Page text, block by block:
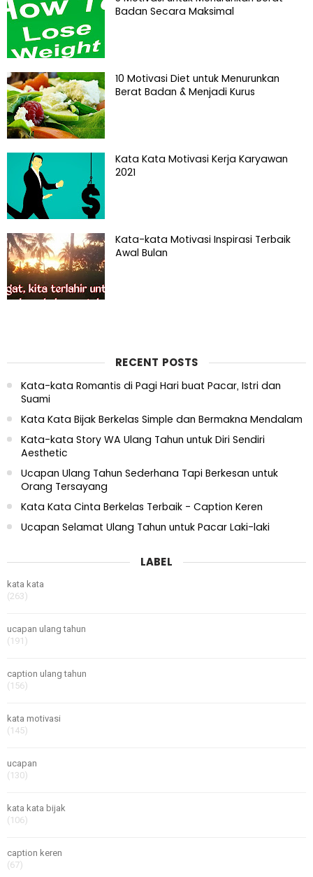
Badan Secara Maksimal
10 Motivasi Diet untuk Menurunkan
Berat Badan & Menjadi Kurus
Kata Kata Motivasi Kerja Karyawan
2021
Kata-kata Motivasi Inspirasi Terbaik
Awal Bulan
RECENT POSTS
Kata-kata Romantis di Pagi Hari buat Pacar, Istri dan
Suami
Kata Kata Bijak Berkelas Simple dan Bermakna Mendalam
Kata-kata Story WA Ulang Tahun untuk Diri Sendiri
Aesthetic
Ucapan Ulang Tahun Sederhana Tapi Berkesan untuk
Orang Tersayang
Kata Kata Cinta Berkelas Terbaik - Caption Keren
Ucapan Selamat Ulang Tahun untuk Pacar Laki-laki
LABEL
kata kata
(263)
ucapan ulang tahun
(191)
caption ulang tahun
(156)
kata motivasi
(145)
ucapan
(130)
kata kata bijak
(106)
caption keren
(67)